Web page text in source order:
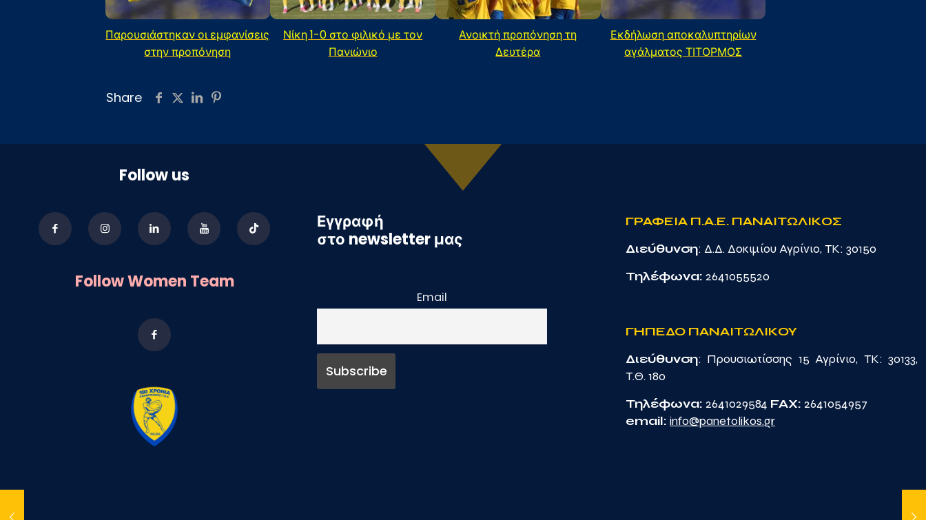
Παρουσιάστηκαν οι εμφανίσεις
στην προπόνηση
Νίκη 1-0 στο φιλικό με τον
Πανιώνιο
Ανοικτή προπόνηση τη
Δευτέρα
Εκδήλωση αποκαλυπτηρίων
αγάλματος ΤΙΤΟΡΜΟΣ
Share
Follow us
Follow Women Team
Εγγραφή
στο newsletter μας
Email
ΓΡΑΦΕΙΑ Π.Α.Ε. ΠΑΝΑΙΤΩΛΙΚΟΣ
Διεύθυνση: Δ.Δ. Δοκιμίου Αγρίνιο, TK: 30150
Τηλέφωνα: 2641055520
ΓΗΠΕΔΟ ΠΑΝΑΙΤΩΛΙΚΟΥ
Διεύθυνση: Προυσιωτίσσης 15 Αγρίνιο, TK: 30133,
Τ.Θ. 180
Τηλέφωνα: 2641029584 FAX: 2641054957
email: info@panetolikos.gr